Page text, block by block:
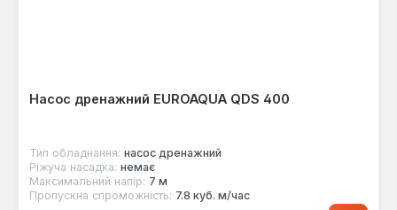
Насос дренажний EUROAQUA QDS 400
Тип обладнання: насос дренажний
Ріжуча насадка: немає
Максимальний напір: 7 м
Пропускна спроможність: 7.8 куб. м/час